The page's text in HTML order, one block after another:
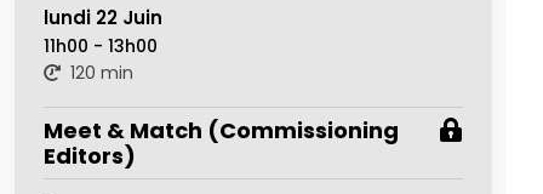
lundi 22 Juin
11h00 - 13h00
120 min
Meet & Match (Commissioning
Editors)